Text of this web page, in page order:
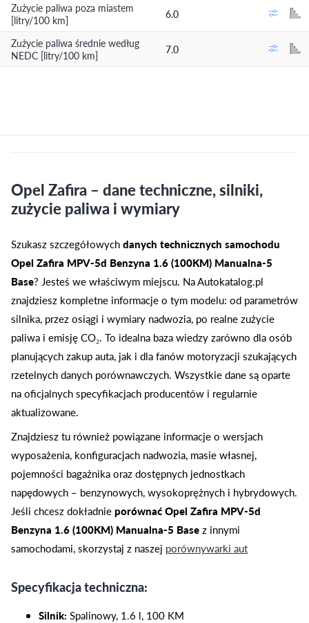
Zużycie paliwa poza miastem
[litry/100 km]
6.0
Zużycie paliwa średnie według
NEDC [litry/100 km]
7.0
Opel Zafira – dane techniczne, silniki,
zużycie paliwa i wymiary
Szukasz szczegółowychdanych technicznych samochodu
Opel Zafira MPV-5d Benzyna 1.6 (100KM) Manualna-5
Base? Jesteś we właściwym miejscu. Na Autokatalog.pl
znajdziesz kompletne informacje o tym modelu: od parametrów
silnika, przez osiągi i wymiary nadwozia, po realne zużycie
paliwa i emisję CO₂. To idealna baza wiedzy zarówno dla osób
planujących zakup auta, jak i dla fanów motoryzacji szukających
rzetelnych danych porównawczych. Wszystkie dane są oparte
na oficjalnych specyfikacjach producentów i regularnie
aktualizowane.
Znajdziesz tu również powiązane informacje o wersjach
wyposażenia, konfiguracjach nadwozia, masie własnej,
pojemności bagażnika oraz dostępnych jednostkach
napędowych – benzynowych, wysokoprężnych i hybrydowych.
Jeśli chcesz dokładnieporównać Opel Zafira MPV-5d
Benzyna 1.6 (100KM) Manualna-5 Basez innymi
samochodami, skorzystaj z naszej porównywarki aut
Specyfikacja techniczna:
Silnik: Spalinowy, 1.6 l, 100 KM